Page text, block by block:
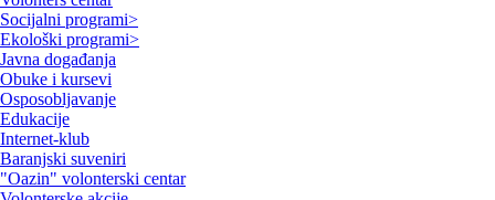
Socijalni programi>
Ekološki programi>
Javna događanja
Obuke i kursevi
Osposobljavanje
Edukacije
Internet-klub
Baranjski suveniri
"Oazin" volonterski centar